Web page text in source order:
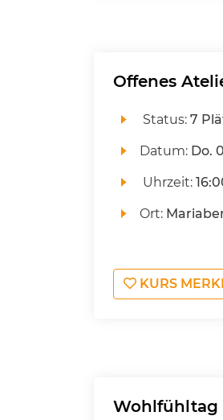
Offenes
Status: 7
Datum: Do.
Uhrzeit:
Ort:
KURS
Wohlfühltag